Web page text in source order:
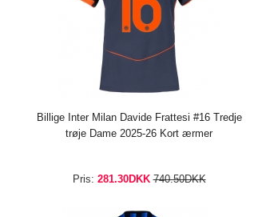
Billige Inter Milan Davide Frattesi #16 Tredje
trøje Dame 2025-26 Kort ærmer
Pris: 281.30DKK 740.50DKK